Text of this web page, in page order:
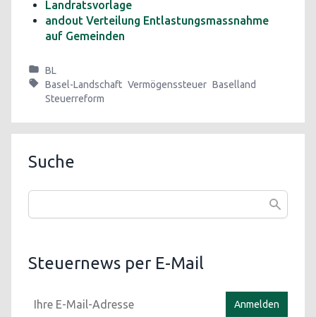
Landratsvorlage
andout Verteilung Entlastungsmassnahme
auf Gemeinden
BL
Basel-Landschaft Vermögenssteuer Baselland
Steuerreform
Suche
Steuernews per E-Mail
Anmelden